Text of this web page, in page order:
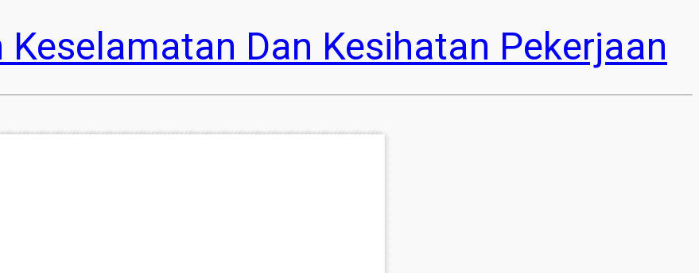
Dan Kesihatan Pekerjaan